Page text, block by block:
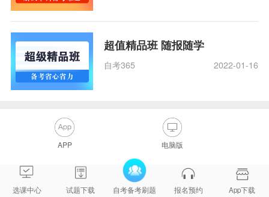
超值精品班 随报随学
自考365 2022-01-16
APP 电脑版
选课中心 试题下载 自考备考刷题 报名预约 App下载